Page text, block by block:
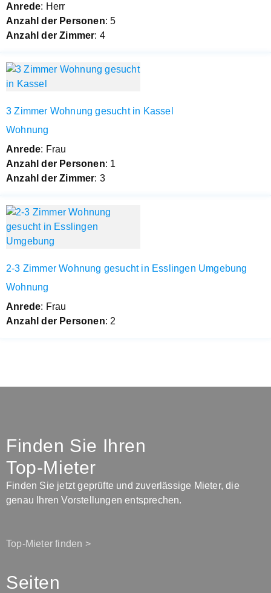
Anrede: Herr
Anzahl der Personen: 5
Anzahl der Zimmer: 4
3 Zimmer Wohnung gesucht in Kassel
Wohnung
Anrede: Frau
Anzahl der Personen: 1
Anzahl der Zimmer: 3
2-3 Zimmer Wohnung gesucht in Esslingen Umgebung
Wohnung
Anrede: Frau
Anzahl der Personen: 2
Finden Sie Ihren
Top-Mieter
Finden Sie jetzt geprüfte und zuverlässige Mieter, die
genau Ihren Vorstellungen entsprechen.
Top-Mieter finden >
Seiten